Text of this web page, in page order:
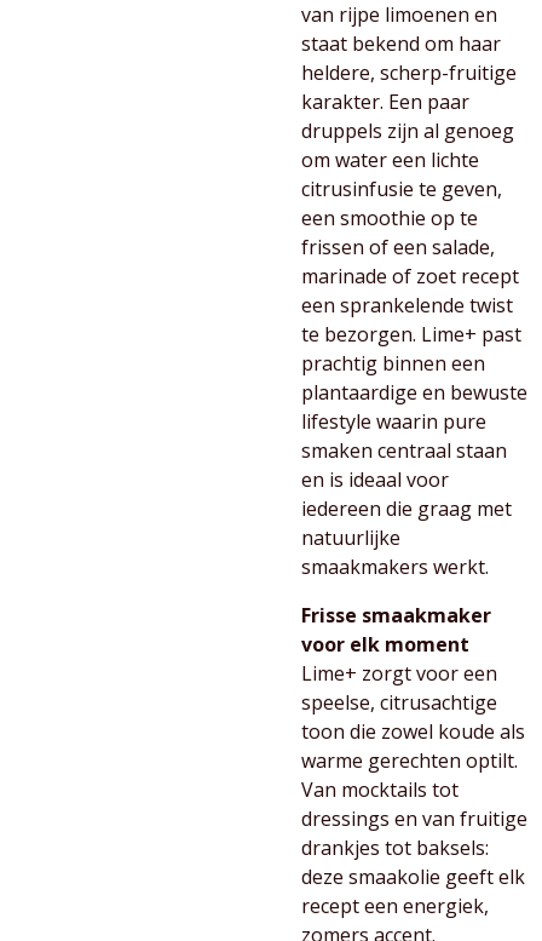
van rijpe limoenen en
staat bekend om haar
heldere, scherp-fruitige
karakter. Een paar
druppels zijn al genoeg
om water een lichte
citrusinfusie te geven,
een smoothie op te
frissen of een salade,
marinade of zoet recept
een sprankelende twist
te bezorgen. Lime+ past
prachtig binnen een
plantaardige en bewuste
lifestyle waarin pure
smaken centraal staan
en is ideaal voor
iedereen die graag met
natuurlijke
smaakmakers werkt.
Frisse smaakmaker
voor elk moment
Lime+ zorgt voor een
speelse, citrusachtige
toon die zowel koude als
warme gerechten optilt.
Van mocktails tot
dressings en van fruitige
drankjes tot baksels:
deze smaakolie geeft elk
recept een energiek,
zomers accent.